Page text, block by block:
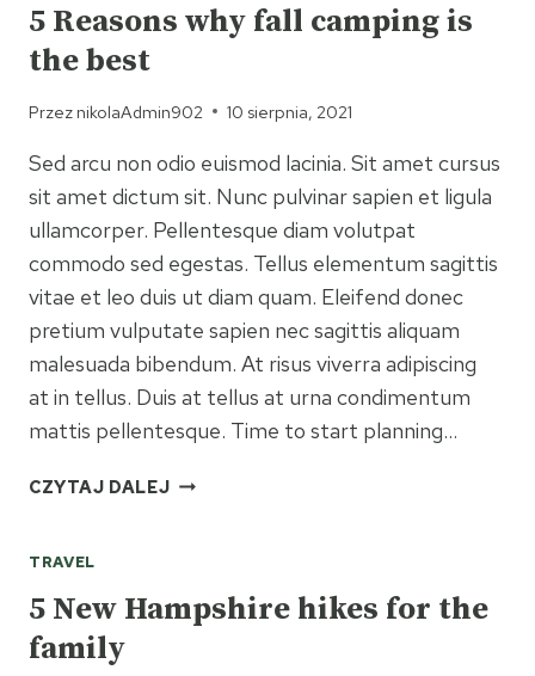
5 Reasons why fall camping is
the best
Przez nikolaAdmin902 10 sierpnia, 2021
Sed arcu non odio euismod lacinia. Sit amet cursus
sit amet dictum sit. Nunc pulvinar sapien et ligula
ullamcorper. Pellentesque diam volutpat
commodo sed egestas. Tellus elementum sagittis
vitae et leo duis ut diam quam. Eleifend donec
pretium vulputate sapien nec sagittis aliquam
malesuada bibendum. At risus viverra adipiscing
at in tellus. Duis at tellus at urna condimentum
mattis pellentesque. Time to start planning…
CZYTAJ DALEJ5
CAMPING
IS
TRAVEL
5 New Hampshire hikes for the
family